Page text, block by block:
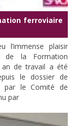
ferroviaire
l’immense plaisir
de la Formation
an de travail a été
le dossier de
par le Comité de
par